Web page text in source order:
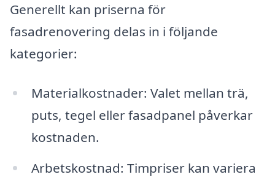
Generellt kan priserna för
fasadrenovering delas in i följande
kategorier:
Materialkostnader: Valet mellan trä,
puts, tegel eller fasadpanel påverkar
kostnaden.
Arbetskostnad: Timpriser kan variera